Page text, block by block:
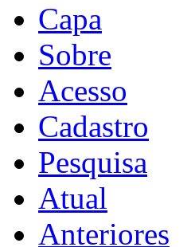
Capa
Sobre
Acesso
Cadastro
Pesquisa
Atual
Anteriores